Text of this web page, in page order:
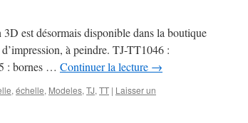
3D est désormais disponible dans la boutique
à peindre. TJ-TT1046 :
: bornes … Continuer la lecture →
, échelle, Modeles, TJ, TT | Laisser un